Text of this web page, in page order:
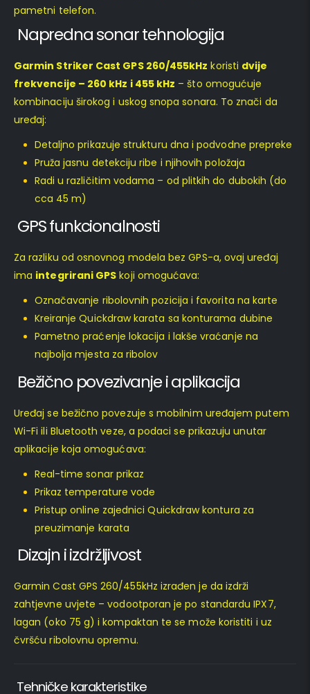
pametni telefon.
Napredna sonar tehnologija
Garmin Striker Cast GPS260/455kHz koristi dvije
frekvencije – 260 kHz i 455 kHz – što omogućuje
kombinaciju širokog i uskog snopa sonara. To znači da
uređaj:
Detaljno prikazuje strukturu dna i podvodne prepreke
Pruža jasnu detekciju ribe i njihovih položaja
Radi u različitim vodama – od plitkih do dubokih (do
cca 45 m)
GPS funkcionalnosti
Za razliku od osnovnog modela bez GPS-a, ovaj uređaj
ima integrirani GPS koji omogućava:
Označavanje ribolovnih pozicija i favorita na karte
Kreiranje Quickdraw karata sa konturama dubine
Pametno praćenje lokacija i lakše vraćanje na
najbolja mjesta za ribolov
Bežično povezivanje i aplikacija
Uređaj se bežično povezuje s mobilnim uređajem putem
Wi-Fi ili Bluetooth veze, a podaci se prikazuju unutar
aplikacije koja omogućava:
Real-time sonar prikaz
Prikaz temperature vode
Pristup online zajednici Quickdraw kontura za
preuzimanje karata
Dizajn i izdržljivost
Garmin Cast GPS 260/455kHz izrađen je da izdrži
zahtjevne uvjete – vodootporan je po standardu IPX7,
lagan (oko 75 g) i kompaktan te se može koristiti i uz
čvršću ribolovnu opremu.
Tehničke karakteristike